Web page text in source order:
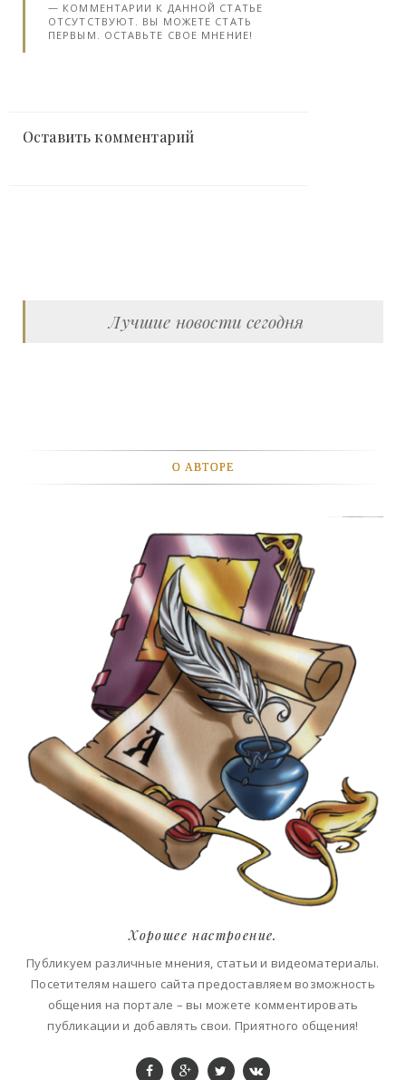
КОММЕНТАРИИ К ДАННОЙ СТАТЬЕ
ОТСУТСТВУЮТ. ВЫ МОЖЕТЕ СТАТЬ
ПЕРВЫМ. ОСТАВЬТЕ СВОЕ МНЕНИЕ!
Оставить комментарий
Лучшие новости сегодня
О АВТОРЕ
Хорошее настроение.
Публикуем различные мнения, статьи и видеоматериалы.
Посетителям нашего сайта предоставляем возможность
общения на портале – вы можете комментировать
публикации и добавлять свои. Приятного общения!